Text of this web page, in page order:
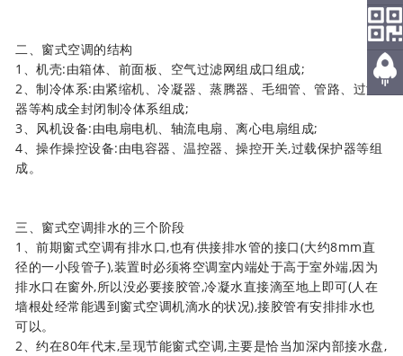
二、窗式空调的结构
1、机壳:由箱体、前面板、空气过滤网组成口组成;
2、制冷体系:由紧缩机、冷凝器、蒸腾器、毛细管、管路、过滤
器等构成全封闭制冷体系组成;
3、风机设备:由电扇电机、轴流电扇、离心电扇组成;
4、操作操控设备:由电容器、温控器、操控开关,过载保护器等组
成。
三、窗式空调排水的三个阶段
1、前期窗式空调有排水口,也有供接排水管的接口(大约8mm直
径的一小段管子),装置时必须将空调室内端处于高于室外端,因为
排水口在窗外,所以没必要接胶管,冷凝水直接滴至地上即可(人在
墙根处经常能遇到窗式空调机滴水的状况),接胶管有安排排水也
可以。
2、约在80年代末,呈现节能窗式空调,主要是恰当加深内部接水盘,
热线
微信